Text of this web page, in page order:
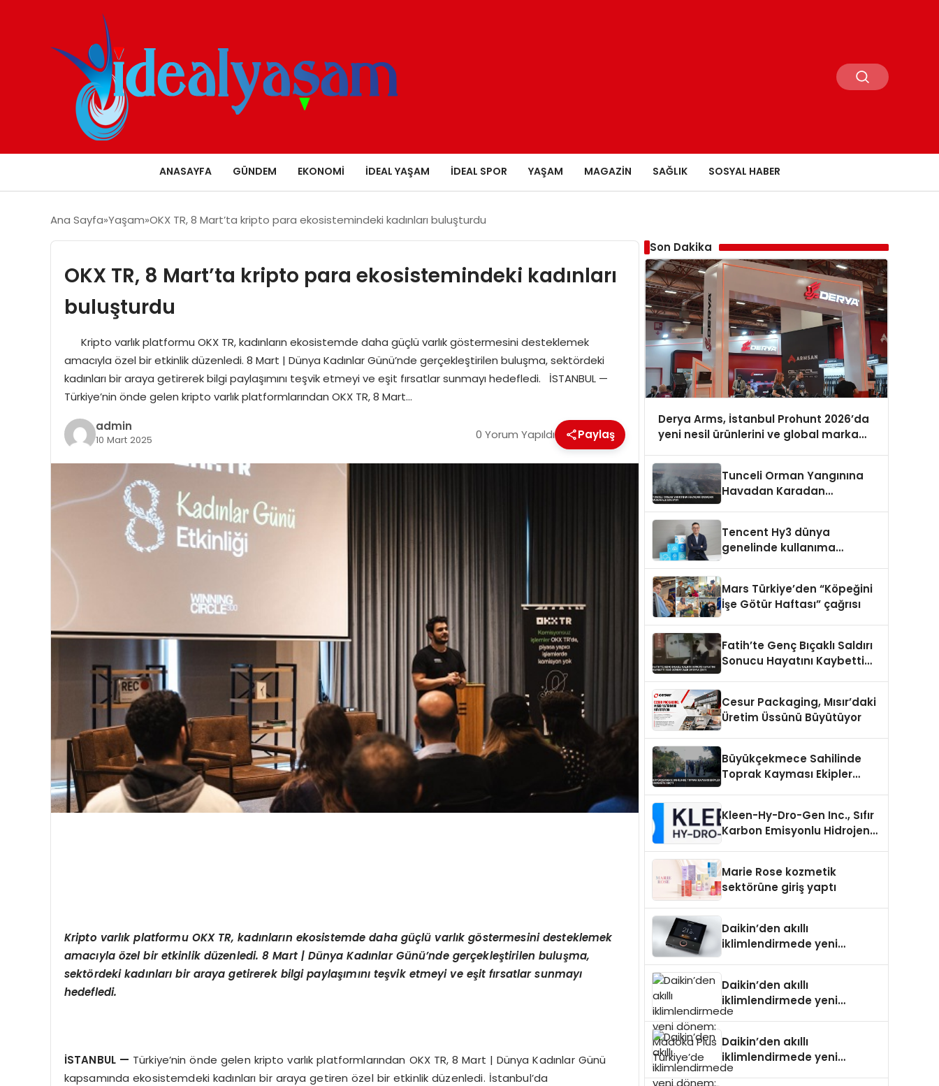
ANASAYFA GÜNDEM EKONOMI İDEAL YAŞAM İDEAL SPOR YAŞAM MAGAZIN SAĞLIK SOSYAL HABER
Ana Sayfa Yaşam OKX TR, 8 Mart’ta kripto para ekosistemindeki kadınları buluşturdu
OKX TR, 8 Mart’ta kripto para ekosistemindeki kadınları
buluşturdu
Kripto varlık platformu OKX TR, kadınların ekosistemde daha güçlü varlık göstermesini desteklemek
amacıyla özel bir etkinlik düzenledi. 8 Mart | Dünya Kadınlar Günü’nde gerçekleştirilen buluşma, sektördeki
kadınları bir araya getirerek bilgi paylaşımını teşvik etmeyi ve eşit fırsatlar sunmayı hedefledi. İSTANBUL —
Türkiye’nin önde gelen kripto varlık platformlarından OKX TR, 8 Mart…
admin
10 Mart 2025 0 Yorum Yapıldı Paylaş
Kripto varlık platformu OKX TR, kadınların ekosistemde daha güçlü varlık göstermesini desteklemek
amacıyla özel bir etkinlik düzenledi. 8 Mart | Dünya Kadınlar Günü’nde gerçekleştirilen buluşma,
sektördeki kadınları bir araya getirerek bilgi paylaşımını teşvik etmeyi ve eşit fırsatlar sunmayı
hedefledi.
İSTANBUL — Türkiye’nin önde gelen kripto varlık platformlarından OKX TR, 8 Mart | Dünya Kadınlar Günü
kapsamında ekosistemdeki kadınları bir araya getiren özel bir etkinlik düzenledi. İstanbul’da
Son Dakika
Derya Arms, İstanbul Prohunt 2026’da
yeni nesil ürünlerini ve global marka
Tunceli Orman Yangınına
Havadan Karadan
Tencent Hy3 dünya
genelinde kullanıma
Mars Türkiye’den “Köpeğini
İşe Götür Haftası” çağrısı
Fatih’te Genç Bıçaklı Saldırı
Sonucu Hayatını Kaybetti
Cesur Packaging, Mısır’daki
Üretim Üssünü Büyütüyor
Büyükçekmece Sahilinde
Toprak Kayması Ekipler
Kleen-Hy-Dro-Gen Inc., Sıfır
Karbon Emisyonlu Hidrojen
Aldı
Marie Rose kozmetik
sektörüne giriş yaptı
Daikin’den akıllı
iklimlendirmede yeni
Daikin’den akıllı
iklimlendirmede yeni
dönem: Madoka Plus
Daikin’den akıllı
iklimlendirmede yeni
dönem: Madoka Plus